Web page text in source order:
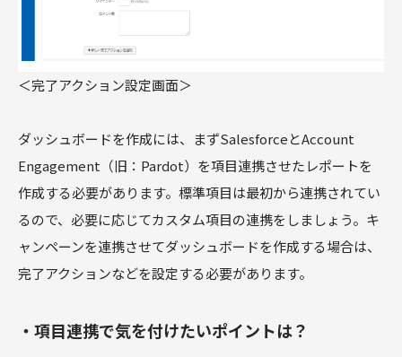
＜完了アクション設定画面＞
ダッシュボードを作成には、まずSalesforceとAccount
Engagement（旧：Pardot）を項目連携させたレポートを
作成する必要があります。標準項目は最初から連携されてい
るので、必要に応じてカスタム項目の連携をしましょう。キ
ャンペーンを連携させてダッシュボードを作成する場合は、
完了アクションなどを設定する必要があります。
・項目連携で気を付けたいポイントは？